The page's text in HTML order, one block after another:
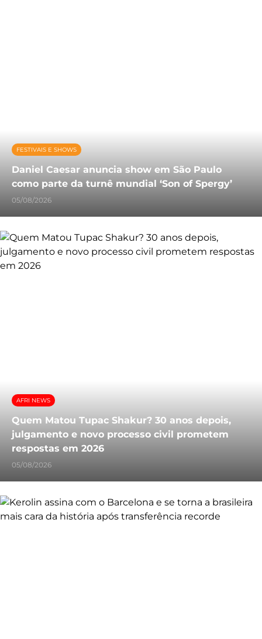
FESTIVAIS E SHOWS
Daniel Caesar anuncia show em São Paulo
como parte da turnê mundial ‘Son of Spergy’
05/08/2026
AFRI NEWS
Quem Matou Tupac Shakur? 30 anos depois,
julgamento e novo processo civil prometem
respostas em 2026
05/08/2026